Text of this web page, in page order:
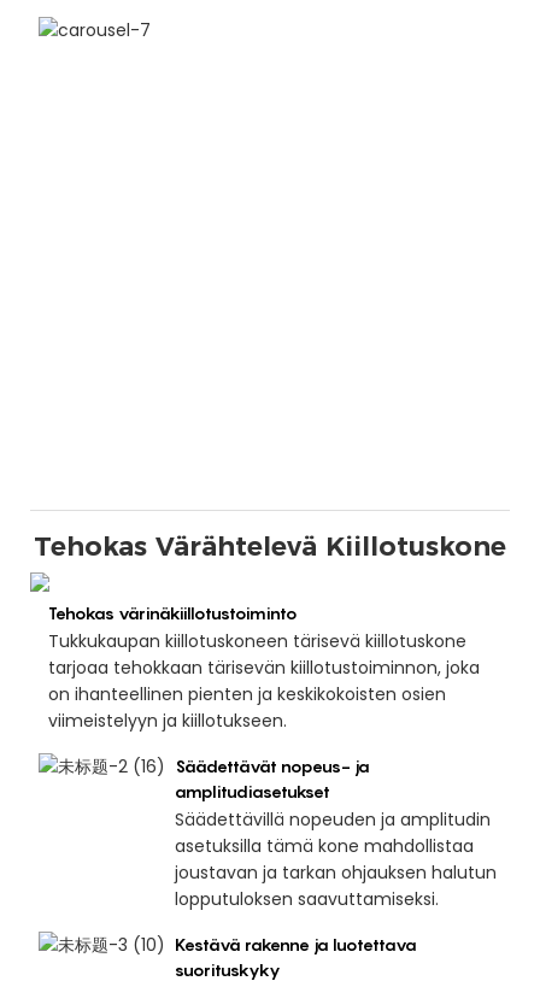
Tehokas Värähtelevä Kiillotuskone
Tehokas värinäkiillotustoiminto
Tukkukaupan kiillotuskoneen tärisevä kiillotuskone
tarjoaa tehokkaan tärisevän kiillotustoiminnon, joka
on ihanteellinen pienten ja keskikokoisten osien
viimeistelyyn ja kiillotukseen.
Säädettävät nopeus- ja
amplitudiasetukset
Säädettävillä nopeuden ja amplitudin
asetuksilla tämä kone mahdollistaa
joustavan ja tarkan ohjauksen halutun
lopputuloksen saavuttamiseksi.
Kestävä rakenne ja luotettava
suorituskyky